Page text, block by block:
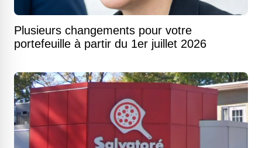
Plusieurs changements pour votre
portefeuille à partir du 1er juillet 2026